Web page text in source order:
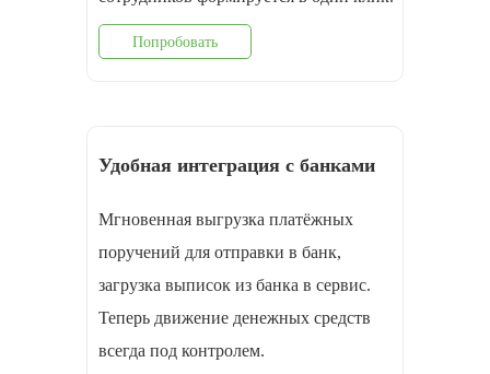
Попробовать
Удобная интеграция с банками
Мгновенная выгрузка платёжных
поручений для отправки в банк,
загрузка выписок из банка в сервис.
Теперь движение денежных средств
всегда под контролем.